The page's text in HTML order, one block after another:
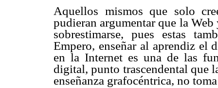
Aquellos mismos que solo
pudieran argumentar que la
sobrestimarse, pues estas
Empero, enseñar al aprendiz el
en la Internet es una de las
digital, punto trascendental que
enseñanza grafocéntrica, no